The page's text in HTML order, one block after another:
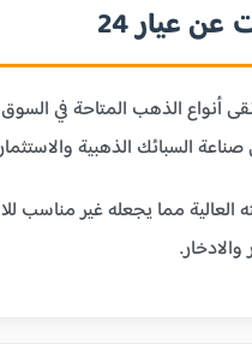
عيار 24
عيار 24 بليونته العالية مما